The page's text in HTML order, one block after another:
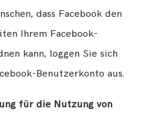
dass Facebook den
Ihrem Facebook-
kann, loggen Sie sich
Benutzerkonto aus.
für die Nutzung von